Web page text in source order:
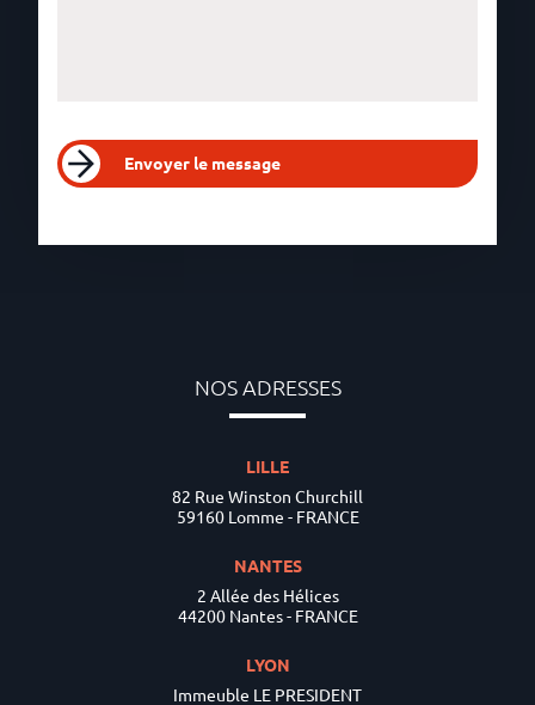
Envoyer le message
NOS ADRESSES
LILLE
82 Rue Winston Churchill
59160 Lomme - FRANCE
NANTES
2 Allée des Hélices
44200 Nantes - FRANCE
LYON
Immeuble LE PRESIDENT